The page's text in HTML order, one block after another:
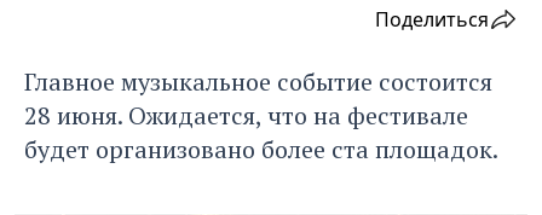
Поделиться
Главное музыкальное событие состоится
28 июня. Ожидается, что на фестивале
будет организовано более ста площадок.